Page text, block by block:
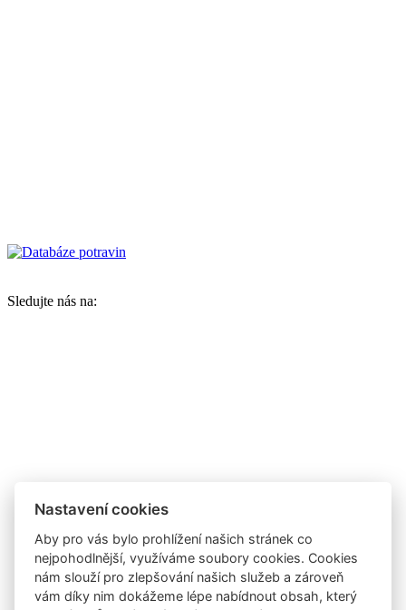
Sledujte nás na:
Nastavení cookies
Aby pro vás bylo prohlížení našich stránek co
nejpohodlnější, využíváme soubory cookies. Cookies
nám slouží pro zlepšování našich služeb a zároveň
vám díky nim dokážeme lépe nabídnout obsah, který